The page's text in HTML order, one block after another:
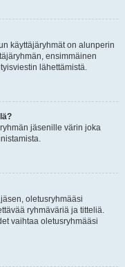
käyttäjäryhmät on alunperin
ensimmäinen
lähettämistä.
jäsenille värin joka
oletusryhmääsi
ryhmäväriä ja titteliä.
vaihtaa oletusryhmääsi